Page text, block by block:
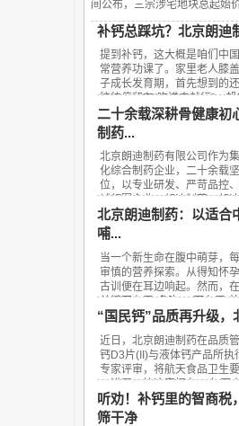
间公布，‌三宗涉宅地块总起始
补钙总踩坑？北京朗迪
提到补钙，这大概是咱们中
常营养功课了。家里老人膝
子成长发育期，首先想到的
往往停留在“吃进去就行”，却
二十余载深耕骨健康
制药...
北京朗迪制药有限公司作为
化综合制药企业，二十余载
位，以专业研发、严苛品控
域领军企业，朗迪制药、朗
北京朗迪制药：以适合
哺...
当一个新生命在腹中萌芽，
审慎的营养探索。从得知怀
古训便在耳边响起。然而，
关键不在于“多吃”，而在于“
“国民钙”品质再升级，
近日，北京朗迪制药在品质
钙D3片(II)与液体钙产品所
专家评审，将航天食品卫生
一进展，让这家拥有23年历
听劝！补钙里的智商税
筛干净